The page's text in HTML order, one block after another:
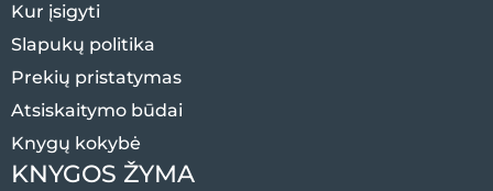
Kur įsigyti
Slapukų politika
Prekių pristatymas
Atsiskaitymo būdai
Knygų kokybė
KNYGOS ŽYMA